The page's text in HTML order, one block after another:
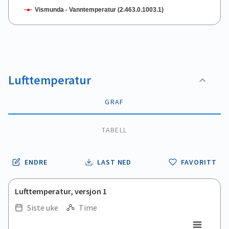
Vismunda - Vanntemperatur (2.463.0.1003.1)
End of interactive chart.
Lufttemperatur
GRAF
TABELL
ENDRE LAST NED FAVORITT
Lufttemperatur, versjon 1
Siste uke
Time